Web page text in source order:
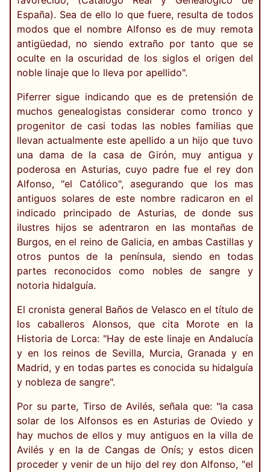
España). Sea de ello lo que fuere, resulta de todos
modos que el nombre Alfonso es de muy remota
antigüedad, no siendo extraño por tanto que se
oculte en la oscuridad de los siglos el origen del
noble linaje que lo lleva por apellido".
Piferrer sigue indicando que es de pretensión de
muchos genealogistas considerar como tronco y
progenitor de casi todas las nobles familias que
llevan actualmente este apellido a un hijo que tuvo
una dama de la casa de Girón, muy antigua y
poderosa en Asturias, cuyo padre fue el rey don
Alfonso, "el Católico", asegurando que los mas
antiguos solares de este nombre radicaron en el
indicado principado de Asturias, de donde sus
ilustres hijos se adentraron en las montañas de
Burgos, en el reino de Galicia, en ambas Castillas y
otros puntos de la península, siendo en todas
partes reconocidos como nobles de sangre y
notoria hidalguía.
El cronista general Baños de Velasco en el título de
los caballeros Alonsos, que cita Morote en la
Historia de Lorca: "Hay de este linaje en Andalucía
y en los reinos de Sevilla, Murcia, Granada y en
Madrid, y en todas partes es conocida su hidalguía
y nobleza de sangre".
Por su parte, Tirso de Avilés, señala que: "la casa
solar de los Alfonsos es en Asturias de Oviedo y
hay muchos de ellos y muy antiguos en la villa de
Avilés y en la de Cangas de Onís; y estos dicen
proceder y venir de un hijo del rey don Alfonso, "el